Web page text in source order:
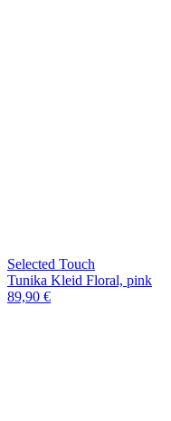
Selected Touch
Tunika Kleid Floral, pink
89,90 €